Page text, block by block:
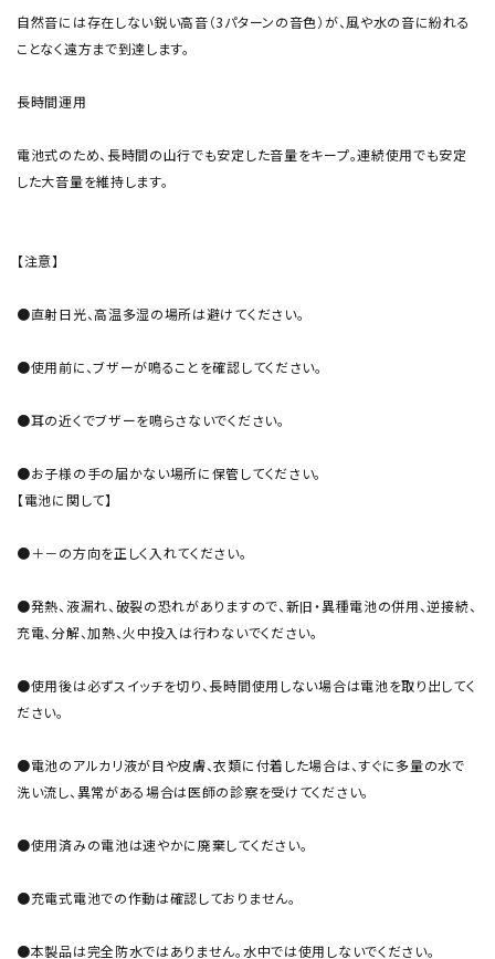
自然音には存在しない鋭い高音（3パターンの音色）が、風や水の音に紛れる
ことなく遠方まで到達します。
長時間運用
電池式のため、長時間の山行でも安定した音量をキープ。連続使用でも安定
した大音量を維持します。
【注意】
●直射日光、高温多湿の場所は避けてください。
●使用前に、ブザーが鳴ることを確認してください。
●耳の近くでブザーを鳴らさないでください。
●お子様の手の届かない場所に保管してください。
【電池に関して】
●＋－の方向を正しく入れてください。
●発熱、液漏れ、破裂の恐れがありますので、新旧・異種電池の併用、逆接続、
充電、分解、加熱、火中投入は行わないでください。
●使用後は必ずスイッチを切り、長時間使用しない場合は電池を取り出してく
ださい。
●電池のアルカリ液が目や皮膚、衣類に付着した場合は、すぐに多量の水で
洗い流し、異常がある場合は医師の診察を受けてください。
●使用済みの電池は速やかに廃棄してください。
●充電式電池での作動は確認しておりません。
●本製品は完全防水ではありません。水中では使用しないでください。